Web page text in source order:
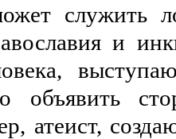
служить
и
объявить
атеист,